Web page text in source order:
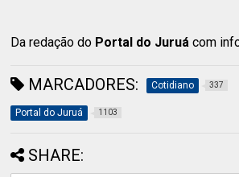
Da redação do Portal do Juruá com
MARCADORES: Cotidiano 337
Portal do Juruá 1103
SHARE: